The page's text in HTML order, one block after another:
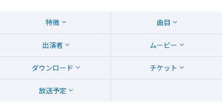
特徴 曲目
出演者 ムービー
ダウンロード チケット
放送予定